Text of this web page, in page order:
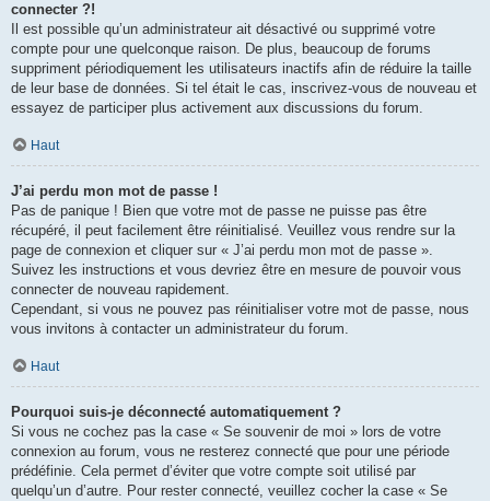
connecter ?!
Il est possible qu’un administrateur ait désactivé ou supprimé votre
compte pour une quelconque raison. De plus, beaucoup de forums
suppriment périodiquement les utilisateurs inactifs afin de réduire la taille
de leur base de données. Si tel était le cas, inscrivez-vous de nouveau et
essayez de participer plus activement aux discussions du forum.
Haut
J’ai perdu mon mot de passe !
Pas de panique ! Bien que votre mot de passe ne puisse pas être
récupéré, il peut facilement être réinitialisé. Veuillez vous rendre sur la
page de connexion et cliquer sur « J’ai perdu mon mot de passe ».
Suivez les instructions et vous devriez être en mesure de pouvoir vous
connecter de nouveau rapidement.
Cependant, si vous ne pouvez pas réinitialiser votre mot de passe, nous
vous invitons à contacter un administrateur du forum.
Haut
Pourquoi suis-je déconnecté automatiquement ?
Si vous ne cochez pas la case « Se souvenir de moi » lors de votre
connexion au forum, vous ne resterez connecté que pour une période
prédéfinie. Cela permet d’éviter que votre compte soit utilisé par
quelqu’un d’autre. Pour rester connecté, veuillez cocher la case « Se